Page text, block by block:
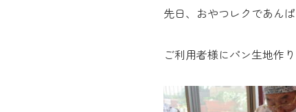
先日、おやつレクであん
ご利用者様にパン生地作